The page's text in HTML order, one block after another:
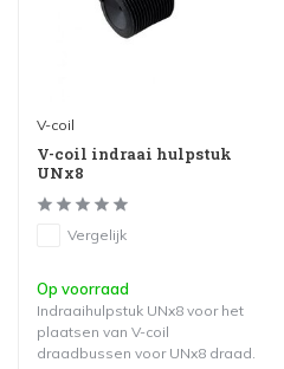
V-coil
V-coil indraai hulpstuk
UNx8
Vergelijk
Op voorraad
Indraaihulpstuk UNx8 voor het
plaatsen van V-coil
draadbussen voor UNx8 draad.